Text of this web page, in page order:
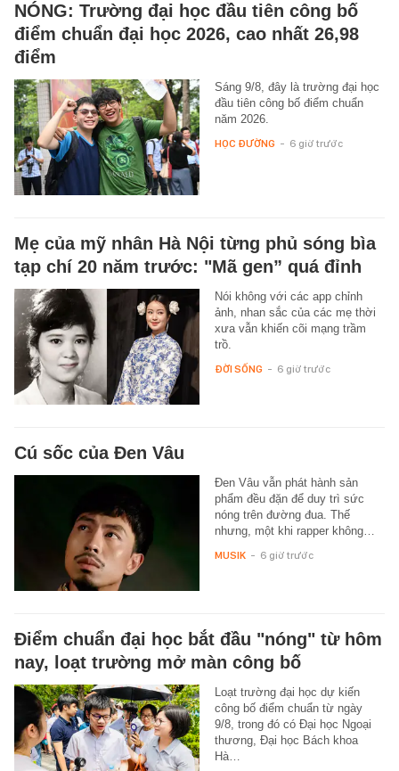
NÓNG: Trường đại học đầu tiên công bố
điểm chuẩn đại học 2026, cao nhất 26,98
điểm
Sáng 9/8, đây là trường đại học
đầu tiên công bố điểm chuẩn
năm 2026.
HỌC ĐƯỜNG - 6 giờ trước
Mẹ của mỹ nhân Hà Nội từng phủ sóng bìa
tạp chí 20 năm trước: "Mã gen” quá đỉnh
Nói không với các app chỉnh
ảnh, nhan sắc của các mẹ thời
xưa vẫn khiến cõi mạng trầm
trồ.
ĐỜI SỐNG - 6 giờ trước
Cú sốc của Đen Vâu
Đen Vâu vẫn phát hành sản
phẩm đều đặn để duy trì sức
nóng trên đường đua. Thế
nhưng, một khi rapper không…
MUSIK - 6 giờ trước
Điểm chuẩn đại học bắt đầu "nóng" từ hôm
nay, loạt trường mở màn công bố
Loạt trường đại học dự kiến
công bố điểm chuẩn từ ngày
9/8, trong đó có Đại học Ngoại
thương, Đại học Bách khoa
Hà…